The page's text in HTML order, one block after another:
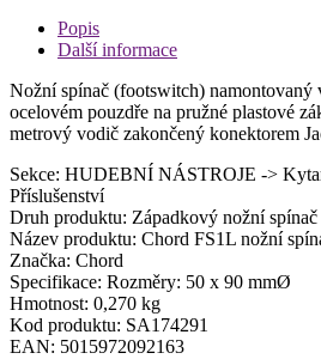
Popis
Další informace
Nožní spínač (footswitch) namontovaný
ocelovém pouzdře na pružné plastové
metrový vodič zakončený konektorem
Sekce: HUDEBNÍ NÁSTROJE ->
Příslušenství
Druh produktu: Západkový nožní spínač
Název produktu: Chord FS1L nožní
Značka: Chord
Specifikace: Rozměry: 50 x 90 mmØ
Hmotnost: 0,270 kg
Kod produktu: SA174291
EAN: 5015972092163